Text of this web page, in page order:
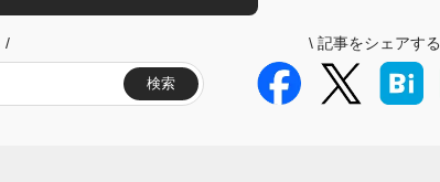
/
検索
\ 記事をシェアする